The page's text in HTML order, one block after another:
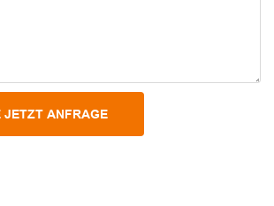
JETZT ANFRAGE